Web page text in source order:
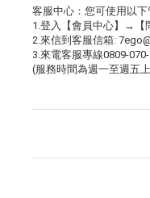
客服中心：您可使用以
1.登入【會員中心】→【
2.來信到客服信箱:
3.來電客服專線0809-
(服務時間為週一至週五